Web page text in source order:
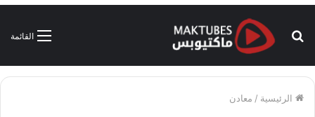
القائمة
بحث
الرئيسية / معادن